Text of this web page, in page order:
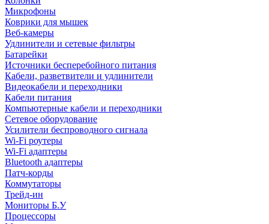
Микрофоны
Коврики для мышек
Веб-камеры
Удлинители и сетевые фильтры
Батарейки
Источники бесперебойного питания
Кабели, разветвители и удлинители
Видеокабели и переходники
Кабели питания
Компьютерные кабели и переходники
Сетевое оборудование
Усилители беспроводного сигнала
Wi-Fi роутеры
Wi-Fi адаптеры
Bluetooth адаптеры
Патч-корды
Коммутаторы
Трейд-ин
Мониторы Б.У
Процессоры